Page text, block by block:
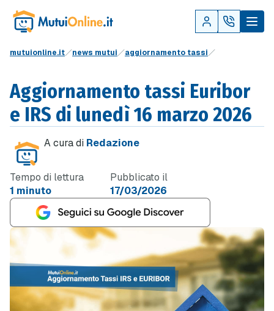
mutuionline.it news mutui aggiornamento tassi
Aggiornamento tassi Euribor
e IRS di lunedì 16 marzo 2026
A cura di Redazione
Tempo di lettura
1 minuto
Pubblicato il
17/03/2026